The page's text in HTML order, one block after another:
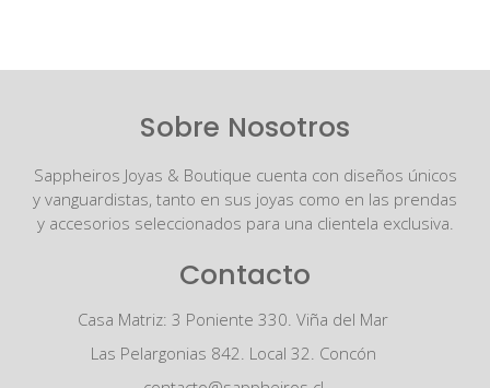
Sobre Nosotros
Sappheiros Joyas & Boutique cuenta con diseños únicos
y vanguardistas, tanto en sus joyas como en las prendas
y accesorios seleccionados para una clientela exclusiva.
Contacto
Casa Matriz: 3 Poniente 330. Viña del Mar
Las Pelargonias 842. Local 32. Concón